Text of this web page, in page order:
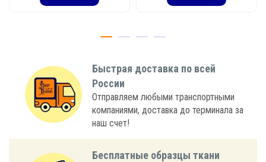
Быстрая доставка по всей
России
Отправляем любыми транспортными
компаниями, доставка до терминала за
наш счет!
Бесплатные образцы ткани